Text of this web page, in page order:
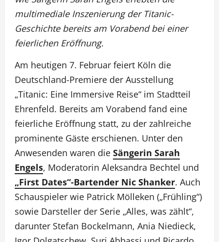
multimediale Inszenierung der Titanic-
Geschichte bereits am Vorabend bei einer
feierlichen Eröffnung.
Am heutigen 7. Februar feiert Köln die
Deutschland-Premiere der Ausstellung
„Titanic: Eine Immersive Reise“ im Stadtteil
Ehrenfeld. Bereits am Vorabend fand eine
feierliche Eröffnung statt, zu der zahlreiche
prominente Gäste erschienen. Unter den
Anwesenden waren die Sängerin Sarah
Engels, Moderatorin Aleksandra Bechtel und
„First Dates“-Bartender Nic Shanker. Auch
Schauspieler wie Patrick Mölleken („Frühling“)
sowie Darsteller der Serie „Alles, was zählt“,
darunter Stefan Bockelmann, Ania Niedieck,